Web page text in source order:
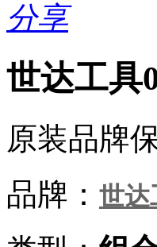
分享
世达工具
原装品牌
品牌： 世达